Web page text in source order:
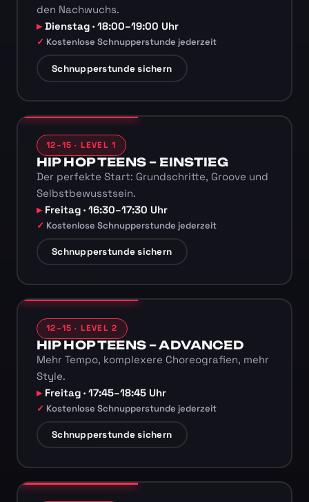
den Nachwuchs.
Dienstag · 18:00–19:00 Uhr
Kostenlose Schnupperstunde jederzeit
Schnupperstunde sichern
12–15 · LEVEL 1
HIP HOP TEENS – EINSTIEG
Der perfekte Start: Grundschritte, Groove und
Selbstbewusstsein.
Freitag · 16:30–17:30 Uhr
Kostenlose Schnupperstunde jederzeit
Schnupperstunde sichern
12–15 · LEVEL 2
HIP HOP TEENS – ADVANCED
Mehr Tempo, komplexere Choreografien, mehr
Style.
Freitag · 17:45–18:45 Uhr
Kostenlose Schnupperstunde jederzeit
Schnupperstunde sichern